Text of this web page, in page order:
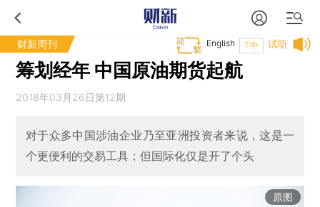
财新周刊 试听
T中
English
筹划经年 中国原油期货起航
2018年03月26日第12期
对于众多中国涉油企业乃至亚洲投资者来说，这是一
个更便利的交易工具；但国际化仅是开了个头
原图